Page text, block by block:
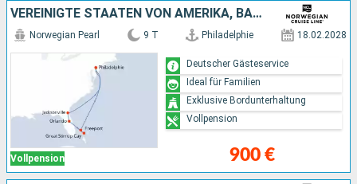
VEREINIGTE STAATEN VON AMERIKA, BAHAMAS
Vollpension
Norwegian Pearl 9 T Philadelphie 18.02.2028
900 €
Deutscher Gästeservice
Ideal für Familien
Exklusive Bordunterhaltung
Vollpension